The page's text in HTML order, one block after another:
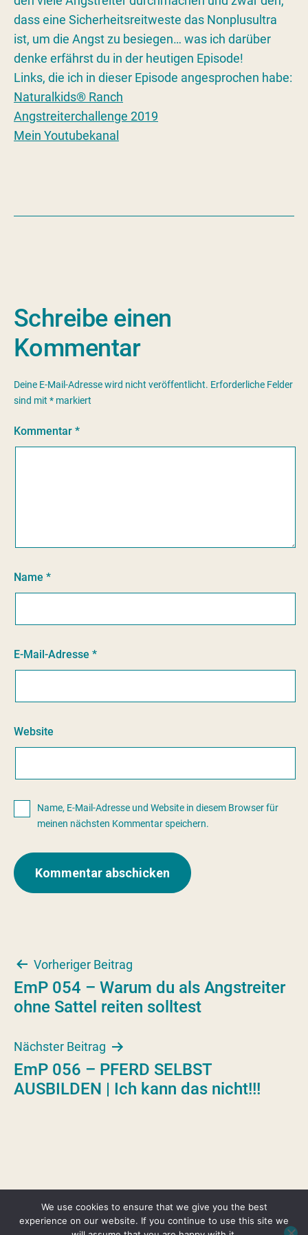
dass eine Sicherheitsreitweste das Nonplusultra
ist, um die Angst zu besiegen… was ich darüber
denke erfährst du in der heutigen Episode!
Links, die ich in dieser Episode angesprochen habe:
Naturalkids® Ranch
Angstreiterchallenge 2019
Mein Youtubekanal
Schreibe einen
Kommentar
Deine E-Mail-Adresse wird nicht veröffentlicht. Erforderliche Felder
sind mit * markiert
Kommentar *
Name *
E-Mail-Adresse *
Website
Name, E-Mail-Adresse und Website in diesem Browser für
meinen nächsten Kommentar speichern.
Beitragsnavigation
Vorheriger Beitrag
EmP 054 – Warum du als Angstreiter
ohne Sattel reiten solltest
Nächster Beitrag
EmP 056 – PFERD SELBST
AUSBILDEN | Ich kann das nicht!!!
Copyright © 2026 Erfolgreich mit Pferden –
We use cookies to ensure that we give you the best
experience on our website. If you continue to use this site we